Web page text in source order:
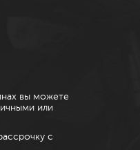
вы можете
или
с